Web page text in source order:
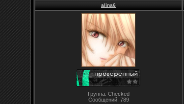
alina6
Группа: Checked
Сообщений: 789